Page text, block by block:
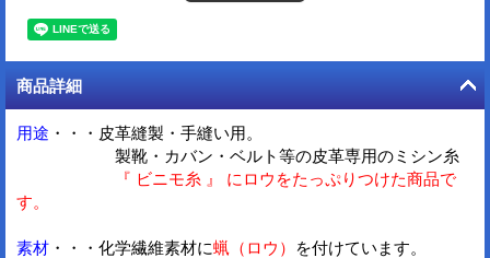
商品詳細
用途 ・・・皮革縫製・手縫い用。
製靴・カバン・ベルト等の皮革専用のミシン糸
『 ビニモ糸 』 にロウをたっぷりつけた商品で
す。
素材 ・・・化学繊維素材に蝋（ロウ）
を付けています。